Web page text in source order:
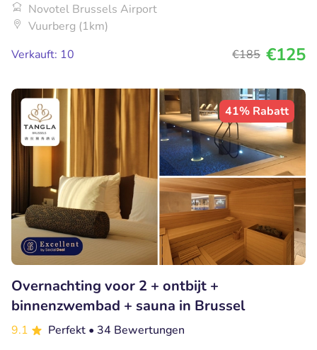
Novotel Brussels Airport
Vuurberg (1km)
Verkauft: 10
€185 €125
41% Rabatt
Overnachting voor 2 + ontbijt +
binnenzwembad + sauna in Brussel
9.1 Perfekt • 34 Bewertungen